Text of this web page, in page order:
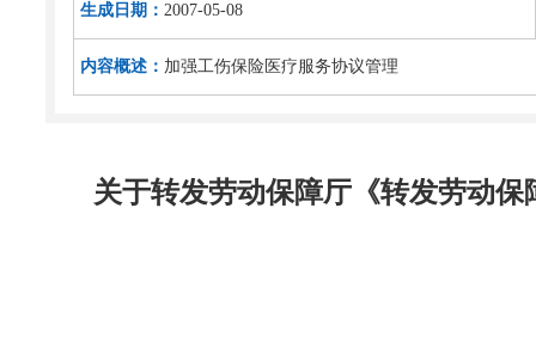
生成日期： 2007-05-08
内容概述： 加强工伤保险医疗服务协议管理
关于转发劳动保障厅《转发劳动